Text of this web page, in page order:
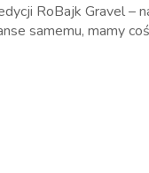
RoBajk Gravel –
samemu, mamy